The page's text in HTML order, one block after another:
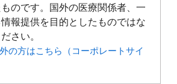
のです。国外の医療関係者、一
報提供を目的としたものではな
さい。
の方はこちら（コーポレートサイ